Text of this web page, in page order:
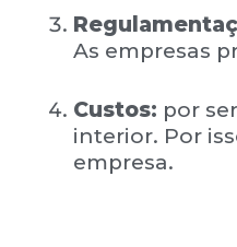
As empresas
Custos: por
interior. Por
empresa.